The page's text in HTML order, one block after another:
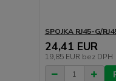
SPOJKA RJ45-G/
24,41 EUR
19,85 EUR bez DPH